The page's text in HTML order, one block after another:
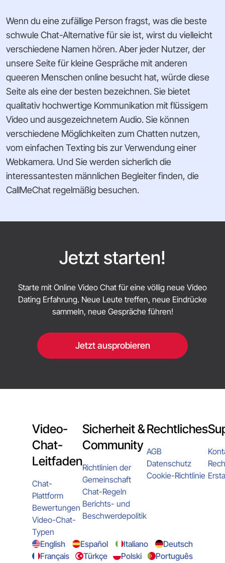
Wenn du eine zufällige Person fragst, was die beste
schwule Chat-Alternative für sie ist, wirst du vielleicht
verschiedene Namen hören. Aber jeder Nutzer, der
unsere Seite für kleine Gespräche mit anderen
queeren Menschen online besucht hat, würde diese
Seite als eine der besten bezeichnen. Sie bietet
qualitativ hochwertige Kommunikation mit flüssigem
Video und ausgezeichnetem Audio. Sie können
verschiedene Möglichkeiten zum Chatten nutzen,
vom einfachen Texting bis zur Verwendung einer
Webkamera. Und Sie werden sicherlich die
interessantesten männlichen Begleiter finden, die
CallMeChat regelmäßig besuchen.
Jetzt starten!
Starte mit Online Video Chat für eine völlig neue Video
Dating Erfahrung. Neue Leute treffen, neue Eindrücke
sammeln, neue Gespräche führen!
Jetzt ausprobieren
Video-
Chat-
Leitfaden
Chat-
Plattform
Bewertungen
Video-Chat-
Typen
Sicherheit &
Community
Richtlinien der
Gemeinschaft
Chat-Regeln
Berichts- und
Beschwerdepolitik
Rechtliches
AGB
Datenschutz
Cookie-Richtlinie
English Español Italiano
Deutsch
Français
Türkçe Polski
Português